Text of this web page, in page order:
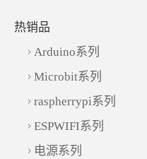
热销品
Arduino系列
Microbit系列
raspherrypi系列
ESPWIFI系列
电源系列